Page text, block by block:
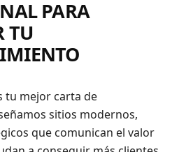
PARA
TU
tu mejor carta de
sitios modernos,
que comunican el valor